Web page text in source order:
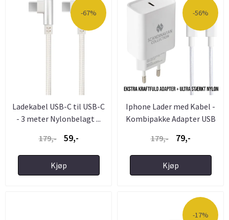
-67%
Ladekabel USB-C til USB-C
- 3 meter Nylonbelagt ...
179,-
59,-
Kjøp
-56%
Iphone Lader med Kabel -
Kombipakke Adapter USB
179,- 79,-
Kjøp
-17%